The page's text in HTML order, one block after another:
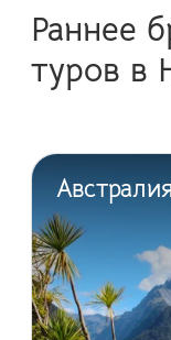
Раннее
туров в